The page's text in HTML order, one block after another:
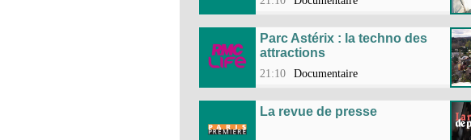
Parc Astérix : la techno des
attractions
21:10 Documentaire
La revue de presse